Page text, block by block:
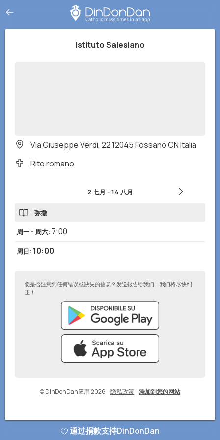
Istituto Salesiano
Via Giuseppe Verdi, 22 12045 Fossano CN Italia
Rito romano
2 七月 - 14 八月
弥撒
周一 - 周六: 7:00
周日: 10:00
您是否注意到任何错误或缺失的信息？发送报告给我们，我们将尽快纠
正！
© DinDonDan应用 2026–隐私政策–添加到您的网站
通过捐款支持DinDonDan